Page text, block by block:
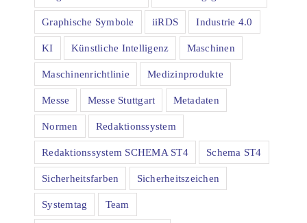
Graphische Symbole iiRDS Industrie 4.0
KI Künstliche Intelligenz Maschinen
Maschinenrichtlinie Medizinprodukte
Messe Messe Stuttgart Metadaten
Normen Redaktionssystem
Redaktionssystem SCHEMA ST4 Schema ST4
Sicherheitsfarben Sicherheitszeichen
Systemtag Team